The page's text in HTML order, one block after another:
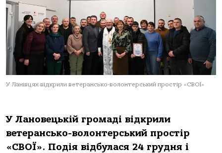
У Ланівцях відкрили ветерансько-волонтерський простір «СВОЇ»
У Лановецькій громаді відкрили
ветерансько-волонтерський простір
«СВОЇ». Подія відбулася 24 грудня і